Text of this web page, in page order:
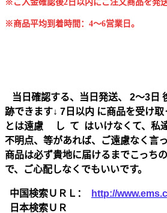
※ご入金確認後2日以内にご注文商品を発
※商品平均到着時間：4～6営業日。
当日確認する、当日発送、 2～3日
跡できます↓ 7日以内 に商品を受け取
とは遠慮 し て はいけなくて、私
不明点、等があれば、ご遠慮なく
商品は必ず貴地に届けるまでこっち
で、ご心配しなくでもいいです。
中国検索ＵＲＬ：
http://
日本検索ＵＲ